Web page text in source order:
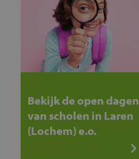
Bekijk de open dagen
van scholen in Laren
(Lochem) e.o.